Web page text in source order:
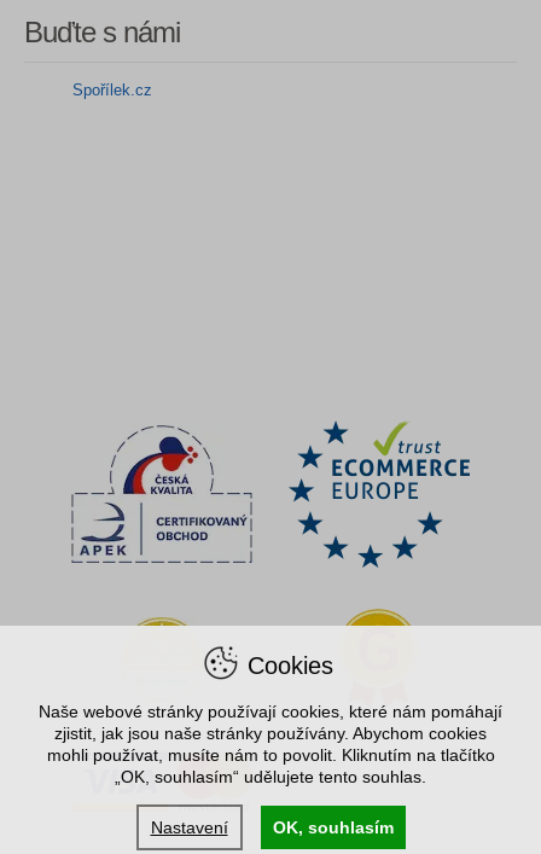
Buďte s námi
Spořílek.cz
Cookies
Naše webové stránky používají cookies, které nám pomáhají
zjistit, jak jsou naše stránky používány. Abychom cookies
mohli používat, musíte nám to povolit. Kliknutím na tlačítko
„OK, souhlasím“ udělujete tento souhlas.
Nastavení OK, souhlasím